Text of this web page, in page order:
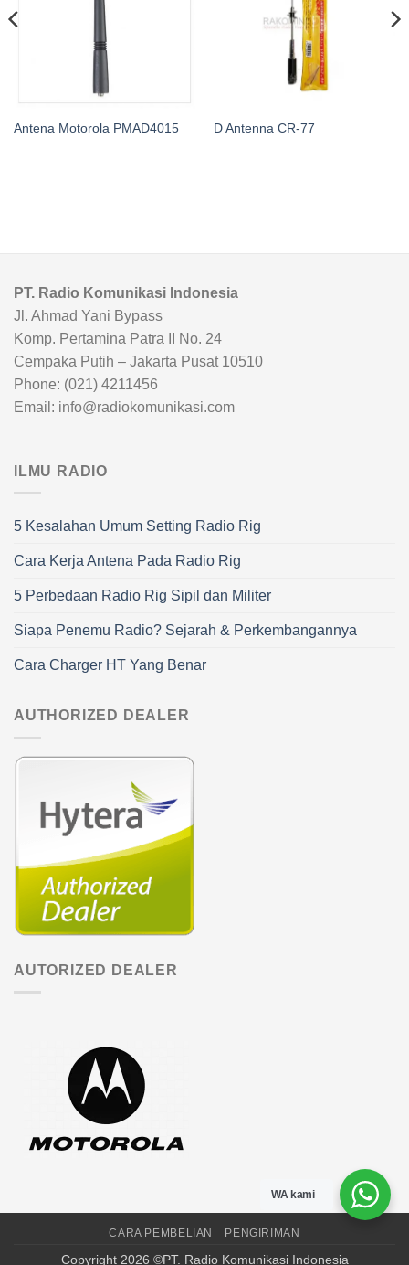
Antena Motorola PMAD4015 D Antenna CR-77
PT. Radio Komunikasi Indonesia
Jl. Ahmad Yani Bypass
Komp. Pertamina Patra II No. 24
Cempaka Putih – Jakarta Pusat 10510
Phone: (021) 4211456
Email: info@radiokomunikasi.com
ILMU RADIO
5 Kesalahan Umum Setting Radio Rig
Cara Kerja Antena Pada Radio Rig
5 Perbedaan Radio Rig Sipil dan Militer
Siapa Penemu Radio? Sejarah & Perkembangannya
Cara Charger HT Yang Benar
AUTHORIZED DEALER
AUTORIZED DEALER
CARA PEMBELIAN PENGIRIMAN
Copyright 2026 ©PT. Radio Komunikasi Indonesia
WA kami